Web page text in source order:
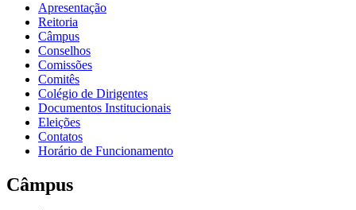
Apresentação
Reitoria
Câmpus
Conselhos
Comissões
Comitês
Colégio de Dirigentes
Documentos Institucionais
Eleições
Contatos
Horário de Funcionamento
Câmpus